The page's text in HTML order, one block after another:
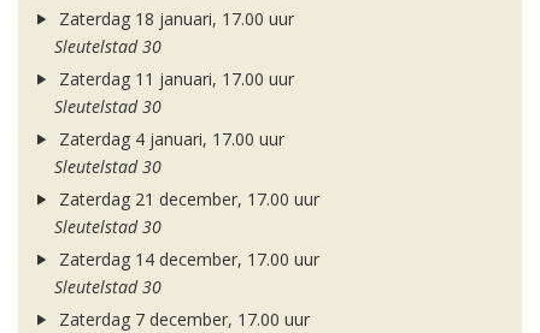
Zaterdag 18 januari, 17.00 uur
Sleutelstad 30
Zaterdag 11 januari, 17.00 uur
Sleutelstad 30
Zaterdag 4 januari, 17.00 uur
Sleutelstad 30
Zaterdag 21 december, 17.00 uur
Sleutelstad 30
Zaterdag 14 december, 17.00 uur
Sleutelstad 30
Zaterdag 7 december, 17.00 uur